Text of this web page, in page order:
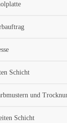
Schicht
und
Schicht